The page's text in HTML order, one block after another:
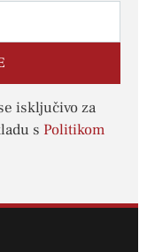
isključivo za
s Politikom